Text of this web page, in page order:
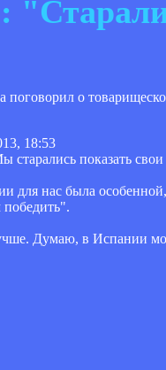
о
18:53
старались показать
для нас была
победить".
Думаю, в Испании